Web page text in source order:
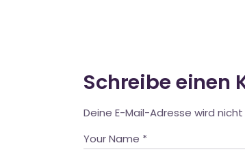
Schreibe einen
Deine E-Mail-Adresse wird